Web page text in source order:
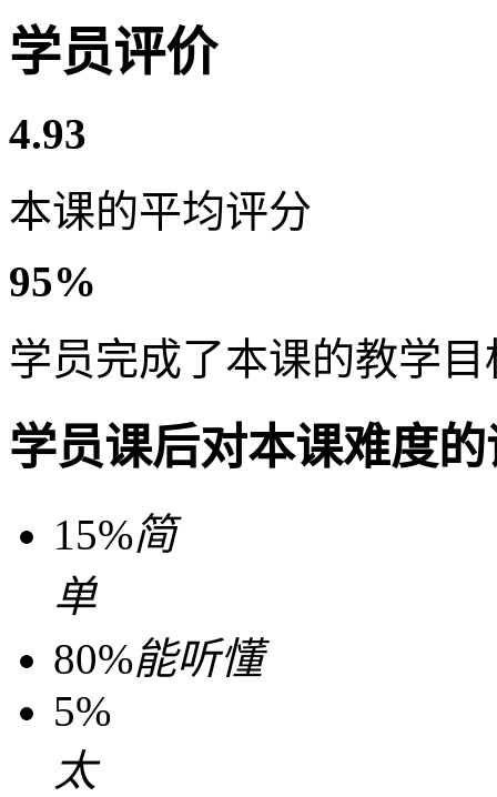
学员评价
4.93
本课的平均评分
95%
学员完成了本课的教学目
学员课后对本课难度
15%简
单
80%能听懂
5%
太